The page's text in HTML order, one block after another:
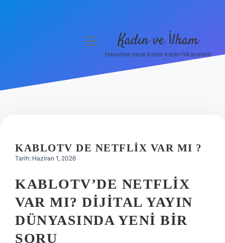
Hakkımızda
menüyü
Kadın ve İlham
Hayatına neşe katan kadın hikayeleri!
KABLOTV DE NETFLIX VAR MI ?
Tarih: Haziran 1, 2026
KABLOTV’DE NETFLIX
VAR MI? DIJITAL YAYIN
DÜNYASINDA YENI BIR
SORU